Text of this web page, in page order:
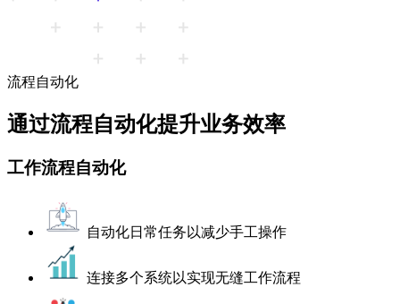
流程自动化
通过流程自动化提升业务效率
工作流程自动化
自动化日常任务以减少手工操作
连接多个系统以实现无缝工作流程